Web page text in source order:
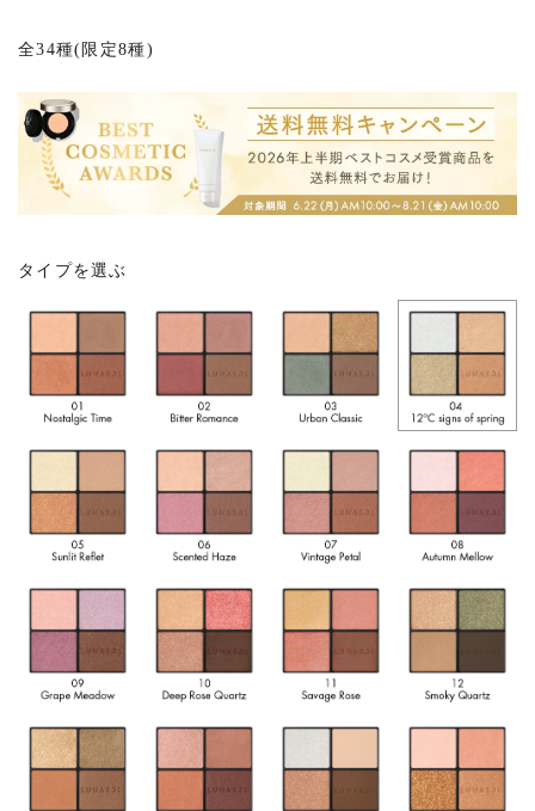
全34種(限定8種)
タイプを選ぶ